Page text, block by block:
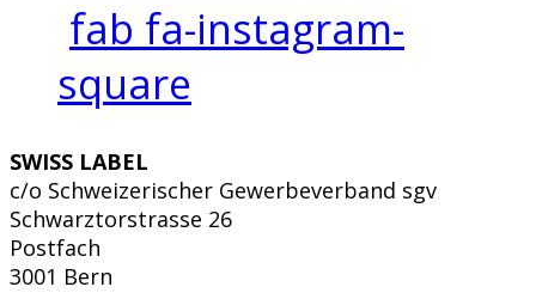
fab fa-instagram-
square
SWISS LABEL
c/o Schweizerischer Gewerbeverband sgv
Schwarztorstrasse 26
Postfach
3001 Bern